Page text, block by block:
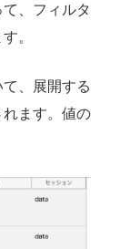
、フィルタ
。
、展開する
ます。値の